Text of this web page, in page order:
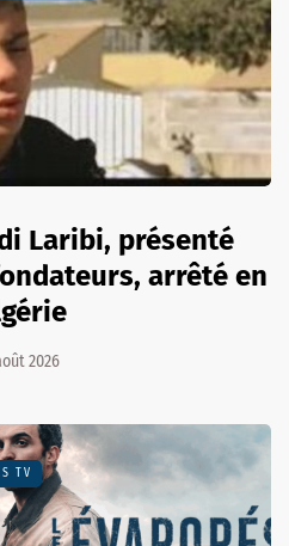
Laribi, présenté
arrêté en
2026
TV